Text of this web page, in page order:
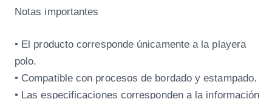
Notas importantes
• El producto corresponde únicamente a la playera
polo.
• Compatible con procesos de bordado y estampado.
• Las especificaciones corresponden a la información